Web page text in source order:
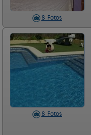
8 Fotos
8 Fotos